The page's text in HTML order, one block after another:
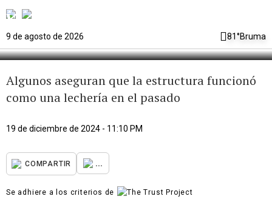
9 de agosto de 2026 81°Bruma
Viejo San Juan
Algunos aseguran que la estructura funcionó
como una lechería en el pasado
19 de diciembre de 2024 - 11:10 PM
COMPARTIR ...
Se adhiere a los criterios de